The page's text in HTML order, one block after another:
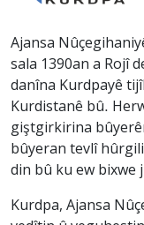
Ajansa
sala 1390an a Rojî
danîna Kurdpayê
Kurdistanê bû.
giştgirkirina
bûyeran tevlî
din bû ku ew bixwe
Kurdpa, Ajansa